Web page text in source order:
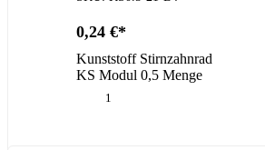
0,24 €
Kunststoff Stirnzahnrad
KS Modul 0,5 Menge